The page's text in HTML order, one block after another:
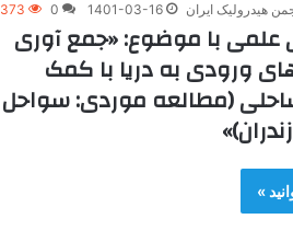
هیدرولیک ایران 1401-03-16
0
373
علمی با موضوع: «جمع آوری
ورودی به دریا با کمک
(مطالعه موردی: سواحل
»